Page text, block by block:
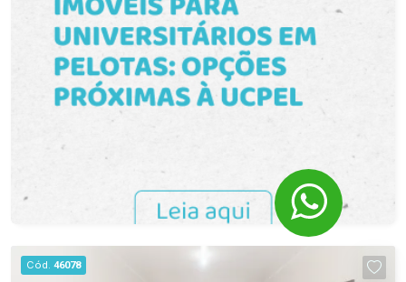
Consultores.
Cód. 46078